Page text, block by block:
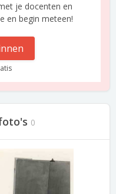
je docenten en
en begin meteen!
0